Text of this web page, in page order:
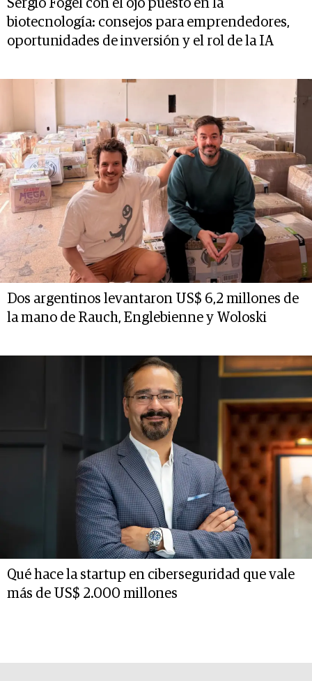
Sergio Fogel con el ojo puesto en la
biotecnología: consejos para emprendedores,
oportunidades de inversión y el rol de la IA
Dos argentinos levantaron US$ 6,2 millones de
la mano de Rauch, Englebienne y Woloski
Qué hace la startup en ciberseguridad que vale
más de US$ 2.000 millones